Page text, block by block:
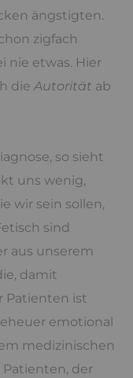
ängstigten.
zigfach
nie etwas. Hier
dieAutorität ab
so sieht
uns wenig,
wir sein sollen,
sind
aus unserem
damit
Patienten ist
emotional
medizinischen
Patienten, der